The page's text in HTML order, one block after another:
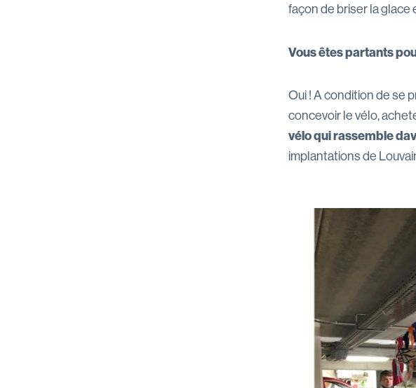
façon de briser la
Vous êtes partants
Oui ! A condition de se
concevoir le vélo,
vélo qui rassemble
implantations de